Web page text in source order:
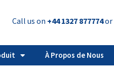
Call us on +44 1327 877774or
À Propos de Nous